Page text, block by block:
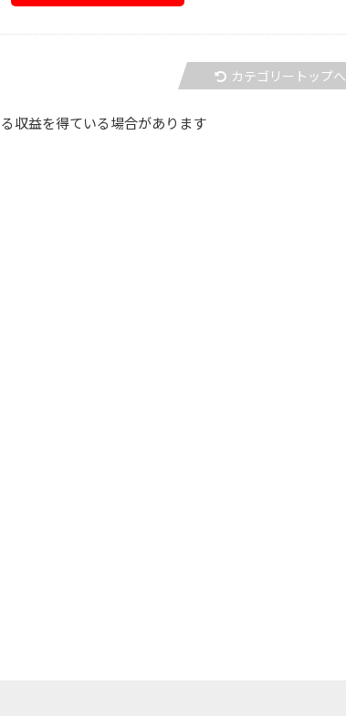
カテゴリートップへ
収益を得ている場合があります